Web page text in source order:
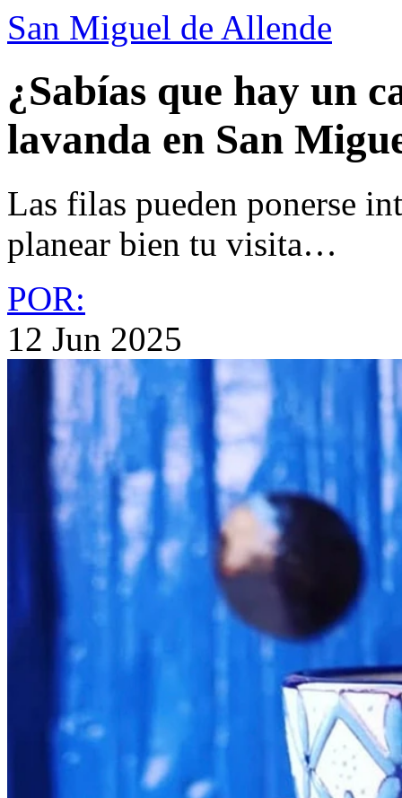
San Miguel de Allende
¿Sabías que hay un
lavanda en San
Las filas pueden ponerse
planear bien tu visita…
POR:
12 Jun 2025